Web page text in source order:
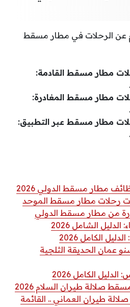
عن الرحلات في مطار مسقط
مطار مسقط القادمة:
.
مطار مسقط المغادرة:
.
مطار مسقط عبر التطبيق:
.
مطار مسقط الدولي 2026
رحلات مطار مسقط الموحد
من مطار مسقط الدولي
الشامل 2026
الكامل 2026
عمان الحديقة الثلجية
الكامل 2026
صلالة طيران السلام 2026
طيران العماني .. القائمة